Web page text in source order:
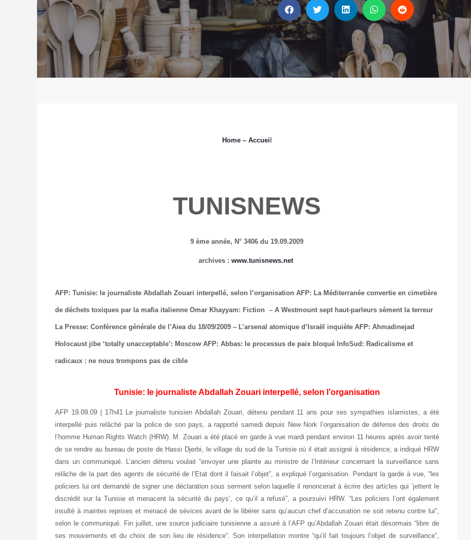
Home– Accuei
TUNISNEWS
9 ème année, N° 3406 du 19.09.2009
archives :www.tunisnews.net
AFP: Tunisie: le journaliste Abdallah Zouari interpellé, selon l’organisation AFP: La Méditerranée convertie en cimetière
de déchets toxiques par la mafia italienne Omar Khayyam: Fiction – A Westmount sept haut-parleurs sèment la terreur
La Presse: Conférence générale de l’Aiea du 18/09/2009 – L’arsenal atomique d’Israël inquiète AFP: Ahmadinejad
Holocaust jibe ‘totally unacceptable’: Moscow AFP: Abbas: le processus de paix bloqué InfoSud: Radicalisme et
radicaux : ne nous trompons pas de cible
Tunisie: le journaliste Abdallah Zouari interpellé, selon l’organisation
AFP 19.09.09 | 17h41 Le journaliste tunisien Abdallah Zouari, détenu pendant 11 ans pour ses sympathies islamistes, a été
interpellé puis relâché par la police de son pays, a rapporté samedi depuis New Nork l’organisation de défense des droits de
l’homme Human Rights Watch (HRW). M. Zouari a été placé en garde à vue mardi pendant environ 11 heures après avoir tenté
de se rendre au bureau de poste de Hassi Djerbi, le village du sud de la Tunisie où il était assigné à résidence, a indiqué HRW
dans un communiqué. L’ancien détenu voulait “envoyer une plainte au ministre de l’Intérieur concernant la surveillance sans
relâche de la part des agents de sécurité de l’Etat dont il faisait l’objet”, a expliqué l’organisation. Pendant la garde à vue, “les
policiers lui ont demandé de signer une déclaration sous serment selon laquelle il renoncerait à écrire des articles qui ‘jettent le
discrédit sur la Tunisie et menacent la sécurité du pays’, ce qu’il a refusé”, a poursuivi HRW. “Les policiers l’ont également
insulté à maintes reprises et menacé de sévices avant de le libérer sans qu’aucun chef d’accusation ne soit retenu contre lui”,
selon le communiqué. Fin juillet, une source judiciaire tunisienne a assuré à l’AFP qu’Abdallah Zouari était désormais “libre de
ses mouvements et du choix de son lieu de résidence”. Son interpellation montre “qu’il fait toujours l’objet de surveillance”,